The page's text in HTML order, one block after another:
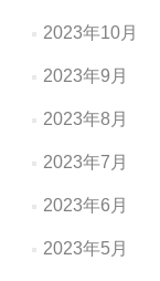
2023年10月
2023年9月
2023年8月
2023年7月
2023年6月
2023年5月